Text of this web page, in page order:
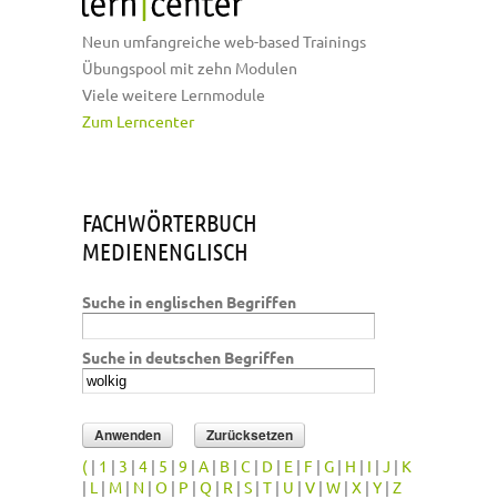
Neun umfangreiche web-based Trainings
Übungspool mit zehn Modulen
Viele weitere Lernmodule
Zum Lerncenter
FACHWÖRTERBUCH
MEDIENENGLISCH
Suche in englischen Begriffen
Suche in deutschen Begriffen
( | 1 | 3 | 4 | 5 | 9 | A | B | C | D | E | F | G | H | I | J | K
| L | M | N | O | P | Q | R | S | T | U | V | W | X | Y | Z